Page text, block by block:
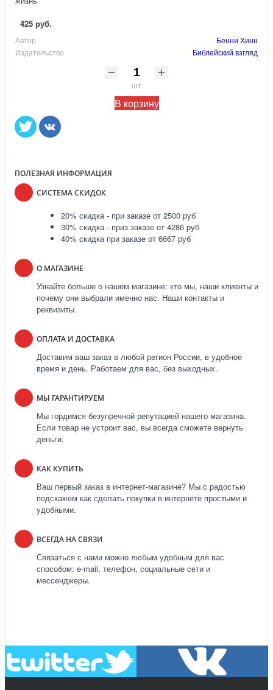
425 руб.
Автор
Бенни Хинн
Издательство
Библейский взгляд
шт
В корзину
ПОЛЕЗНАЯ ИНФОРМАЦИЯ
СИСТЕМА СКИДОК
20% скидка - при заказе от 2500 руб
30% скидка - приз заказе от 4286 руб
40% скидка при заказе от 6667 руб
О МАГАЗИНЕ
Узнайте больше о нашем магазине: кто мы, наши клиенты и
почему они выбрали именно нас. Наши контакты и
реквизиты.
ОПЛАТА И ДОСТАВКА
Доставим ваш заказ в любой регион России, в удобное
время и день. Работаем для вас, без выходных.
МЫ ГАРАНТИРУЕМ
Мы гордимся безупречной репутацией нашего магазина.
Если товар не устроит вас, вы всегда сможете вернуть
деньги.
КАК КУПИТЬ
Ваш первый заказ в интернет-магазине? Мы с радостью
подскажем как сделать покупки в интернете простыми и
удобными.
ВСЕГДА НА СВЯЗИ
Связаться с нами можно любым удобным для вас
способом: e-mail, телефон, социальные сети и
мессенджеры.